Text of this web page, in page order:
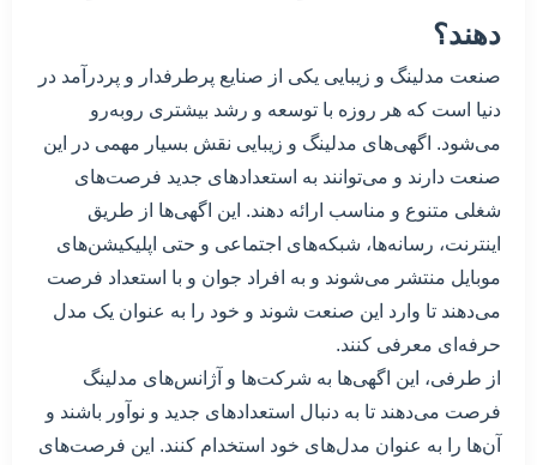
دهند؟
صنعت مدلینگ و زیبایی یکی از صنایع پرطرفدار و پردرآمد در
دنیا است که هر روزه با توسعه و رشد بیشتری روبه‌رو
می‌شود. اگهی‌های مدلینگ و زیبایی نقش بسیار مهمی در این
صنعت دارند و می‌توانند به استعدادهای جدید فرصت‌های
شغلی متنوع و مناسب ارائه دهند. این اگهی‌ها از طریق
اینترنت، رسانه‌ها، شبکه‌های اجتماعی و حتی اپلیکیشن‌های
موبایل منتشر می‌شوند و به افراد جوان و با استعداد فرصت
می‌دهند تا وارد این صنعت شوند و خود را به عنوان یک مدل
حرفه‌ای معرفی کنند.
از طرفی، این اگهی‌ها به شرکت‌ها و آژانس‌های مدلینگ
فرصت می‌دهند تا به دنبال استعدادهای جدید و نوآور باشند و
آن‌ها را به عنوان مدل‌های خود استخدام کنند. این فرصت‌های